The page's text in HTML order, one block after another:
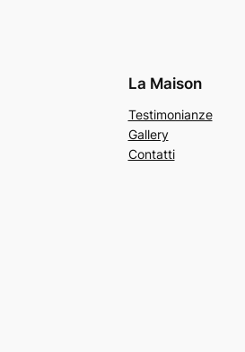
La Maison
Testimonianze
Gallery
Contatti